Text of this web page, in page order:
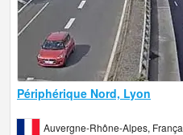
Périphérique Nord, Lyon
Auvergne-Rhône-Alpes, França